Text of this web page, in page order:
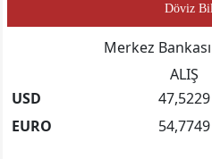
Döviz
Merkez
ALIŞ
USD
47,5229
EURO
54,7749